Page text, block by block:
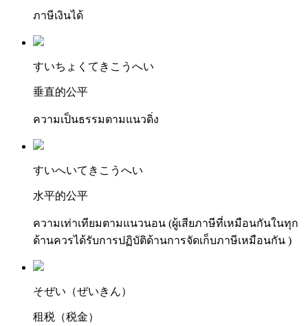
ภาษีเงินได้
すいちょくてきこうへい
垂直的公平
ความเป็นธรรมตามแนวดิ่ง
すいへいてきこうへい
水平的公平
ความเท่าเทียมตามแนวนอน (ผู้เสียภาษีที่เหมือนกันในทุก
ด้านควรได้รับการปฏิบัติด้านการจัดเก็บภาษีเหมือนกัน )
そぜい （ぜいきん）
租税（税金）